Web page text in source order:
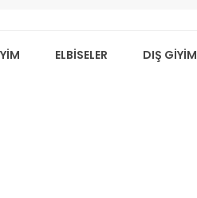
ELBİSELER DIŞ GİYİM